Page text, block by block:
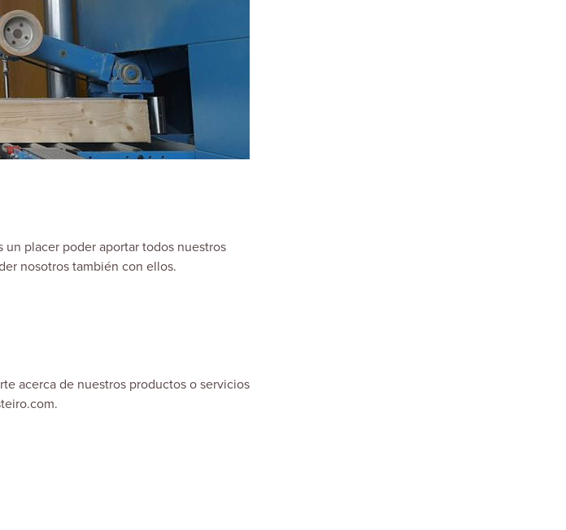
un placer poder aportar todos nuestros
nosotros también con ellos.
acerca de nuestros productos o servicios